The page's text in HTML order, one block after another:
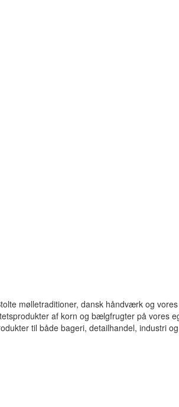
mølletraditioner, dansk håndværk og
af korn og bælgfrugter på vores
til både bageri, detailhandel, industri